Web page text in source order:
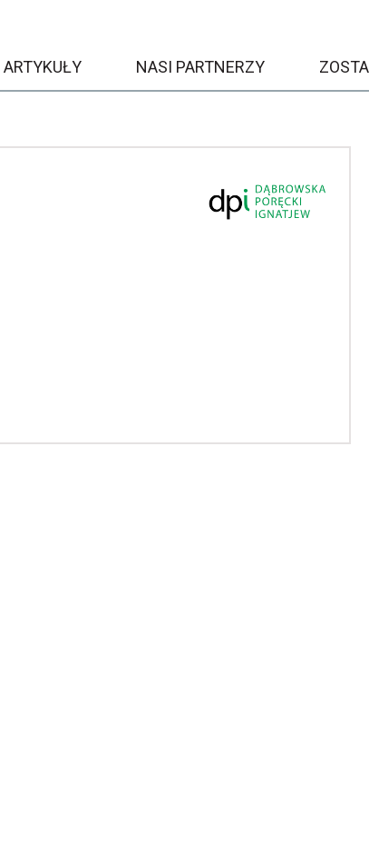
ARTYKUŁY NASI PARTNERZY